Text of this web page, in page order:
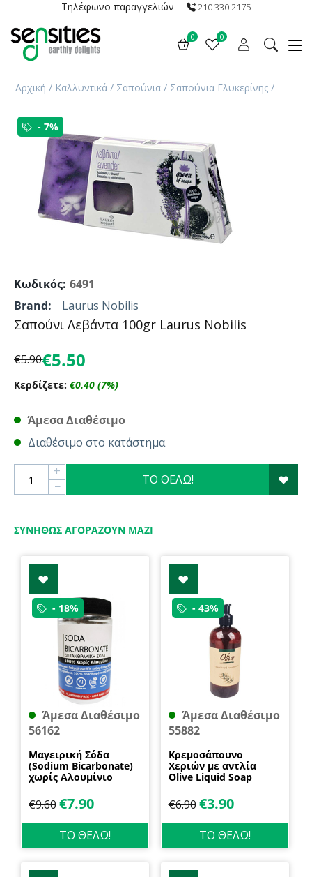
Τηλέφωνο παραγγελιών 210 330 2175
0 0
Αρχική / Καλλυντικά / Σαπούνια / Σαπούνια Γλυκερίνης /
- 7%
Σαπούνι Λεβάντα 100gr Laurus Nobilis
Brand: Laurus Nobilis
€5.90€5.50
Κερδίζετε: €0.40 (7%)
Κωδικός: 6491
Άμεσα Διαθέσιμο
Διαθέσιμο στο κατάστημα
+
−
ΤΟ ΘΕΛΩ!
ΣΥΝΉΘΩΣ ΑΓΟΡΆΖΟΥΝ ΜΑΖΊ
- 18%
Άμεσα Διαθέσιμο
56162
Μαγειρική Σόδα
(Sodium Bicarbonate)
χωρίς Αλουμίνιο
€9.60€7.90
ΤΟ ΘΕΛΩ!
- 43%
Άμεσα Διαθέσιμο
55882
Κρεμοσάπουνο
Χεριών με αντλία
Olive Liquid Soap
€6.90 €3.90
ΤΟ ΘΕΛΩ!